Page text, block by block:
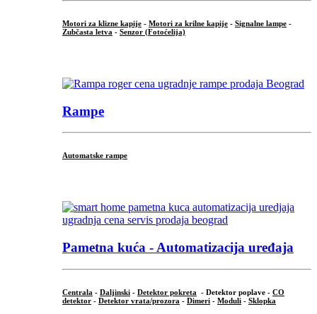
Motori za klizne kapije - Motori za krilne kapije - Signalne lampe -
Zubčasta letva - Senzor (Fotoćelija)
Rampe
Automatske rampe
Pametna kuća - Automatizacija uređaja
Centrala - Daljinski - Detektor pokreta - Detektor poplave - CO
detektor - Detektor vrata/prozora - Dimeri - Moduli - Sklopka